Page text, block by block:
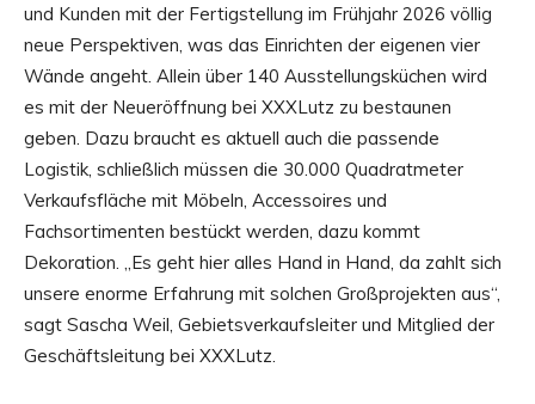
und Kunden mit der Fertigstellung im Frühjahr 2026 völlig
neue Perspektiven, was das Einrichten der eigenen vier
Wände angeht. Allein über 140 Ausstellungsküchen wird
es mit der Neueröffnung bei XXXLutz zu bestaunen
geben. Dazu braucht es aktuell auch die passende
Logistik, schließlich müssen die 30.000 Quadratmeter
Verkaufsfläche mit Möbeln, Accessoires und
Fachsortimenten bestückt werden, dazu kommt
Dekoration. „Es geht hier alles Hand in Hand, da zahlt sich
unsere enorme Erfahrung mit solchen Großprojekten aus“,
sagt Sascha Weil, Gebietsverkaufsleiter und Mitglied der
Geschäftsleitung bei XXXLutz.